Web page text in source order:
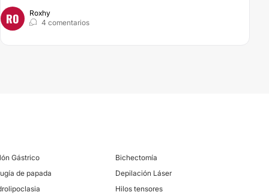
RO
Roxhy
4 comentarios
Gástrico
Bichectomía
de papada
Depilación Láser
Hilos tensores